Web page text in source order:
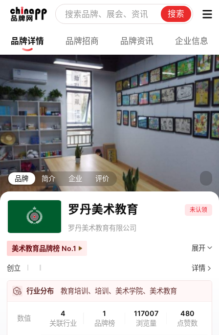
搜索
品牌详情 品牌招商 品牌资讯 企业信息
品牌 简介 企业 评价
罗丹美术教育
罗丹美术教育有限公司
未认领
展开
美术教育品牌榜 No.1
创立 详情
行业分布 教育培训、培训、美术学院、美术教育
数值
4
关联行业
1
品牌榜
117007
浏览量
480
点赞数